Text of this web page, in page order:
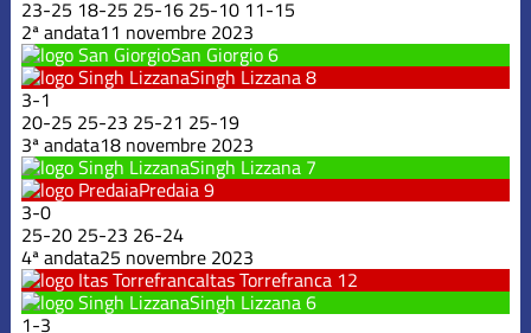
23-25 18-25 25-16 25-10 11-15
2ª andata11 novembre 2023
San Giorgio6
Singh Lizzana8
3-1
20-25 25-23 25-21 25-19
3ª andata18 novembre 2023
Singh Lizzana 7
Predaia9
3-0
25-20 25-23 26-24
4ª andata25 novembre 2023
Itas Torrefranca 12
Singh Lizzana6
1-3